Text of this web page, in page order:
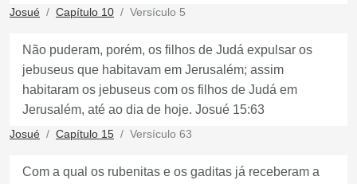
Josué Capítulo 10 Versículo 5
Não puderam, porém, os filhos de Judá expulsar os
jebuseus que habitavam em Jerusalém; assim
habitaram os jebuseus com os filhos de Judá em
Jerusalém, até ao dia de hoje. Josué 15:63
Josué Capítulo 15 Versículo 63
Com a qual os rubenitas e os gaditas já receberam a